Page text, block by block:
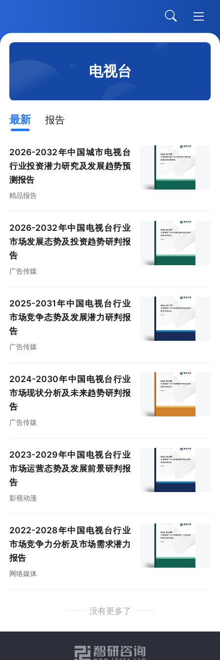
电视台
最新 报告
2026-2032年中国城市电视台
行业投资潜力研究及发展趋势预
测报告
精品报告
2026-2032年中国电视台行业
市场发展态势及投资趋势研判报
告
广告传媒
2025-2031年中国电视台行业
市场竞争态势及发展潜力研判报
告
广告传媒
2024-2030年中国电视台行业
市场现状分析及未来趋势研判报
告
广告传媒
2023-2029年中国电视台行业
市场运营态势及发展前景研判报
告
影视动漫
2022-2028年中国电视台行业
市场竞争力分析及市场需求潜力
报告
网络媒体
没有更多了